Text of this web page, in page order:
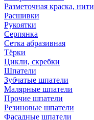
Разметочная краска, нити
Расшивки
Рукоятки
Серпянка
Сетка абразивная
Тёрки
Цикли, скребки
Шпатели
Зубчатые шпатели
Малярные шпатели
Прочие шпатели
Резиновые шпатели
Фасадные шпатели